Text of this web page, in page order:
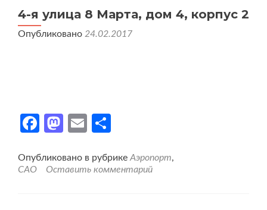
4-я улица 8 Марта, дом 4, корпус 2
Опубликовано 24.02.2017
Facebook
Mastodon
Email
Опубликовано в рубрике Аэропорт,
САО
Оставить комментарий